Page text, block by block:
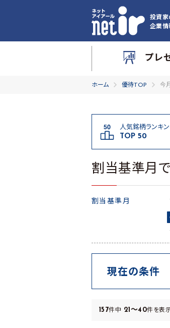
投資家
企業情
プレ
ホーム 優待TOP 今
人気銘柄ランキ
TOP 50
割当基準月で
割当基準月
現在の条件
157件中 21～40件を表